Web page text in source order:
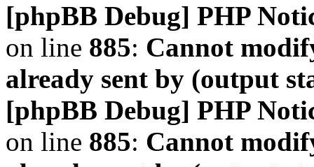
[phpBB Debug] PHP
on line 885: Cannot
already sent by (output
[phpBB Debug] PHP
on line 885: Cannot